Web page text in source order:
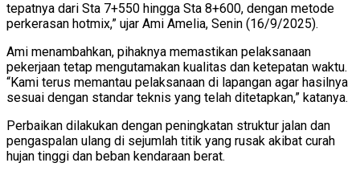
tepatnya dari Sta 7+550 hingga Sta 8+600, dengan metode
perkerasan hotmix,” ujar Ami Amelia, Senin (16/9/2025).
Ami menambahkan, pihaknya memastikan pelaksanaan
pekerjaan tetap mengutamakan kualitas dan ketepatan waktu.
“Kami terus memantau pelaksanaan di lapangan agar hasilnya
sesuai dengan standar teknis yang telah ditetapkan,” katanya.
Perbaikan dilakukan dengan peningkatan struktur jalan dan
pengaspalan ulang di sejumlah titik yang rusak akibat curah
hujan tinggi dan beban kendaraan berat.